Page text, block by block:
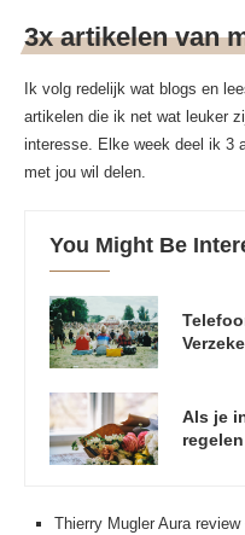
3x artikelen van
Ik volg redelijk wat blogs en
artikelen die ik net wat leuker
interesse. Elke week deel ik 3
met jou wil delen.
You Might Be
Als je
Thierry Mugler Aura